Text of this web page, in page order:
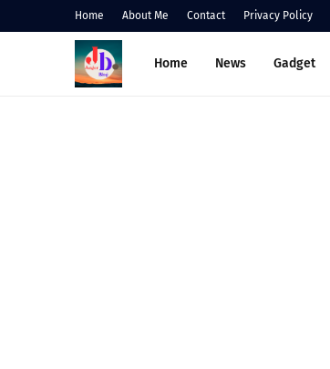
Home About Me Contact Privacy Policy
Home News Gadget